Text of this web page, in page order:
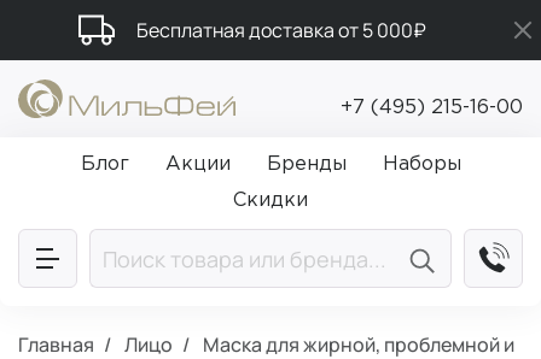
Бесплатная доставка от 5 000₽
Подарки в каждый заказ от 5 000₽
Промокод ПРИВЕТ
+7 (495) 215-16-00
Блог Акции Бренды
Наборы
Скидки
Главная Лицо
Маска для жирной, проблемной и